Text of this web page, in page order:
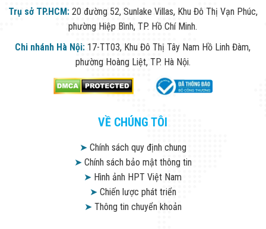
Trụ sở TP.HCM: 20 đường 52, Sunlake Villas, Khu Đô Thị Vạn Phúc,
phường Hiệp Bình, TP. Hồ Chí Minh.
Chi nhánh Hà Nội: 17-TT03, Khu Đô Thị Tây Nam Hồ Linh Đàm,
phường Hoàng Liệt, TP. Hà Nội.
VỀ CHÚNG TÔI
➤Chính sách quy định chung
➤Chính sách bảo mật thông tin
➤ Hình ảnh HPT Việt Nam
➤Chiến lược phát triển
➤Thông tin chuyển khoản